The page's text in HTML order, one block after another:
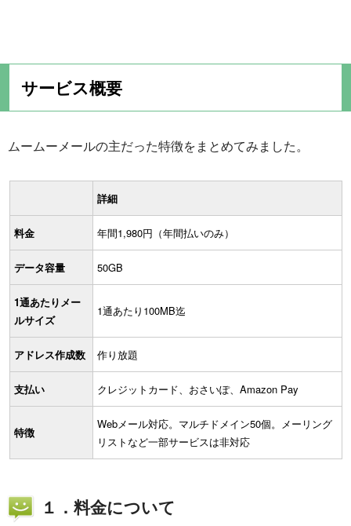
サービス概要
ムームーメールの主だった特徴をまとめてみました。
詳細
料金 年間1,980円（年間払いのみ）
データ容量 50GB
1通あたりメー
ルサイズ
1通あたり100MB迄
アドレス作成数 作り放題
支払い クレジットカード、おさいぽ、Amazon Pay
特徴
Webメール対応。マルチドメイン50個。メーリング
リストなど一部サービスは非対応
１．料金について